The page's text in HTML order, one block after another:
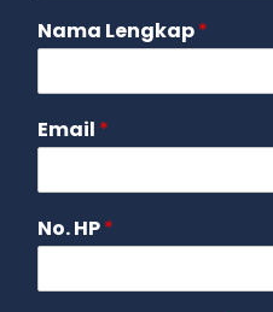
Nama Lengkap*
Email *
No. HP*